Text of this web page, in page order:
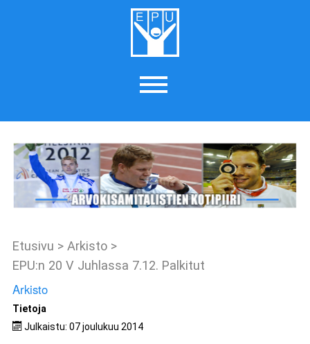
Etusivu > Arkisto >
EPU:n 20 V Juhlassa 7.12. Palkitut
Arkisto
Tietoja
Julkaistu: 07 joulukuu 2014